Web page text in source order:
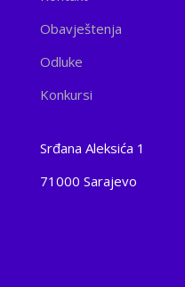
Obavještenja
Odluke
Konkursi
Srđana Aleksića 1
71000 Sarajevo